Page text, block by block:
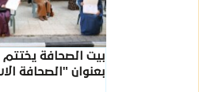
بيت الصحافة يختتم
بعنوان "الصحافة